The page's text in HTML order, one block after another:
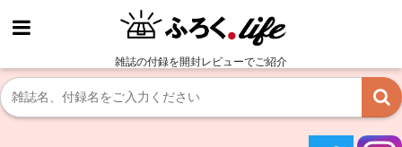
雑誌の付録を開封レビューでご紹介